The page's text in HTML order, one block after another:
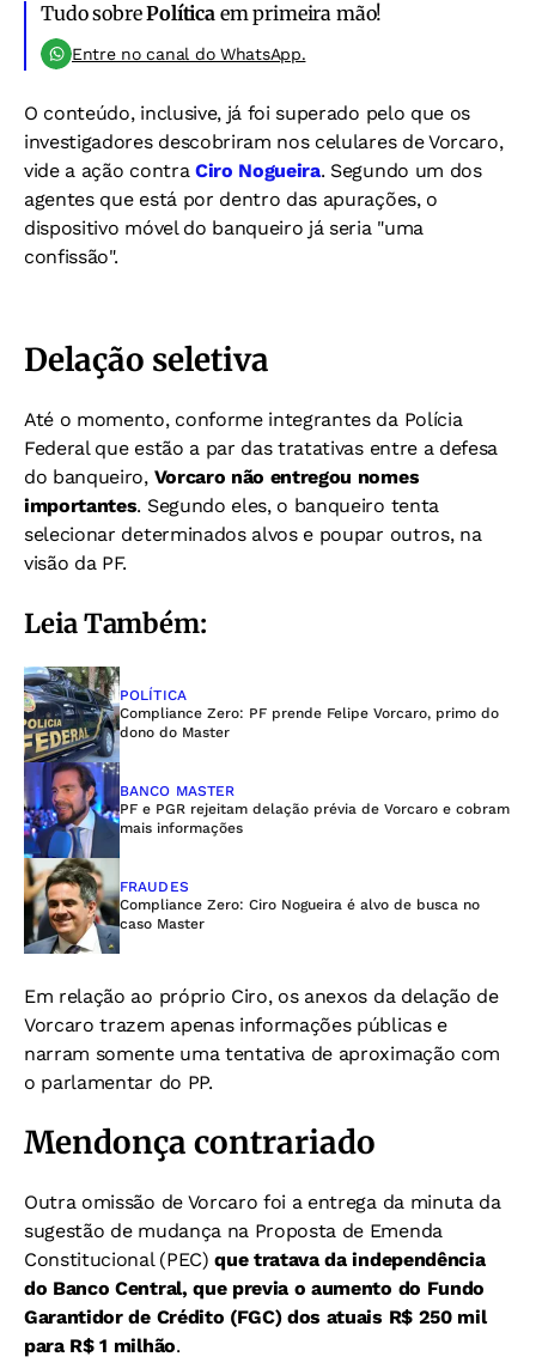
Tudo sobrePolíticaem primeira mão!
Entre no canal do WhatsApp.
O conteúdo, inclusive, já foi superado pelo que os
investigadores descobriram nos celulares de Vorcaro,
vide a ação contra Ciro Nogueira. Segundo um dos
agentes que está por dentro das apurações, o
dispositivo móvel do banqueiro já seria "uma
confissão".
Delação seletiva
Até o momento, conforme integrantes da Polícia
Federal que estão a par das tratativas entre a defesa
do banqueiro, Vorcaro não entregou nomes
importantes. Segundo eles, o banqueiro tenta
selecionar determinados alvos e poupar outros, na
visão da PF.
Leia Também:
POLÍTICA
Compliance Zero: PF prende Felipe Vorcaro, primo do
dono do Master
BANCO MASTER
PF e PGR rejeitam delação prévia de Vorcaro e cobram
mais informações
FRAUDES
Compliance Zero: Ciro Nogueira é alvo de busca no
caso Master
Em relação ao próprio Ciro, os anexos da delação de
Vorcaro trazem apenas informações públicas e
narram somente uma tentativa de aproximação com
o parlamentar do PP.
Mendonça contrariado
Outra omissão de Vorcaro foi a entrega da minuta da
sugestão de mudança na Proposta de Emenda
Constitucional (PEC)que tratava da independência
do Banco Central, que previa o aumento do Fundo
Garantidor de Crédito (FGC) dos atuais R$ 250 mil
para R$ 1 milhão.